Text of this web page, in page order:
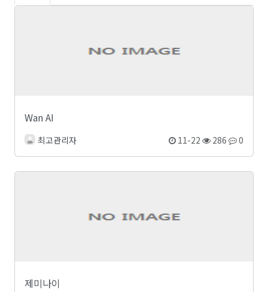
Wan AI
최고관리자 11-22 286 0
제미나이